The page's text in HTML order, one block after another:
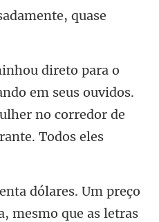
qua
em seus ouvidos.
eço
mesmo que as